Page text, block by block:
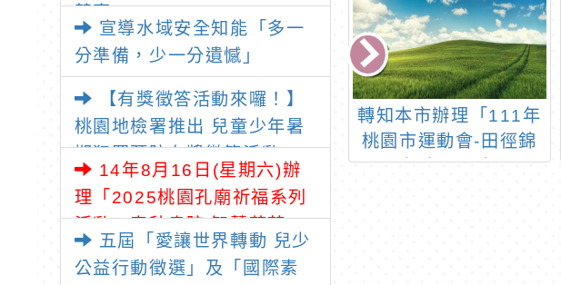
競賽」
宣導水域安全知能「多一
分準備，少一分遺憾」
【有獎徵答活動來囉！】
桃園地檢署推出 兒童少年暑
期犯罪預防有獎徵答活動，
讓我們一起動動腦、學法
律、拿好禮！
14年8月16日(星期六)辦
理「2025桃園孔廟祈福系列
活動—春秋書院 智慧萌芽」
公告
五屆「愛讓世界轉動 兒少
公益行動徵選」及「國際素
財團法人腎
基金會為保護
健康，及早建
童保健觀念，
上國小腎臟病
迴講座」。
檢送教育部國民及學前
教育署「校園食材登錄
平臺APP」宣傳單張1
份，請查照。
轉知本市辦理「111年
桃園市運動會-田徑錦
標賽」一案